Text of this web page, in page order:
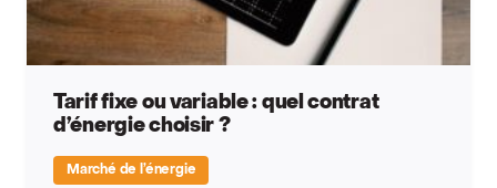
Tarif fixe ou variable : quel contrat
d’énergie choisir ?
Marché de l’énergie